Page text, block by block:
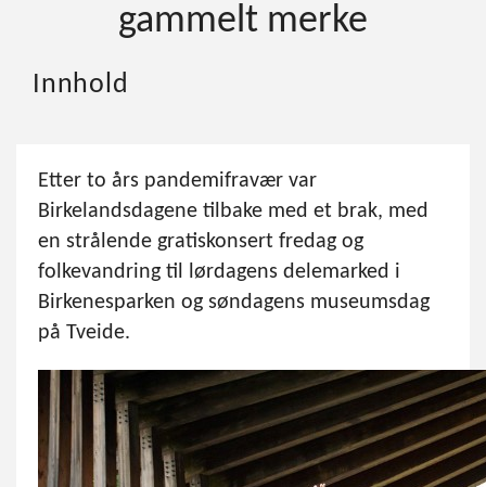
gammelt merke
Innhold
Etter to års pandemifravær var
Birkelandsdagene tilbake med et brak, med
en strålende gratiskonsert fredag og
folkevandring til lørdagens delemarked i
Birkenesparken og søndagens museumsdag
på Tveide.